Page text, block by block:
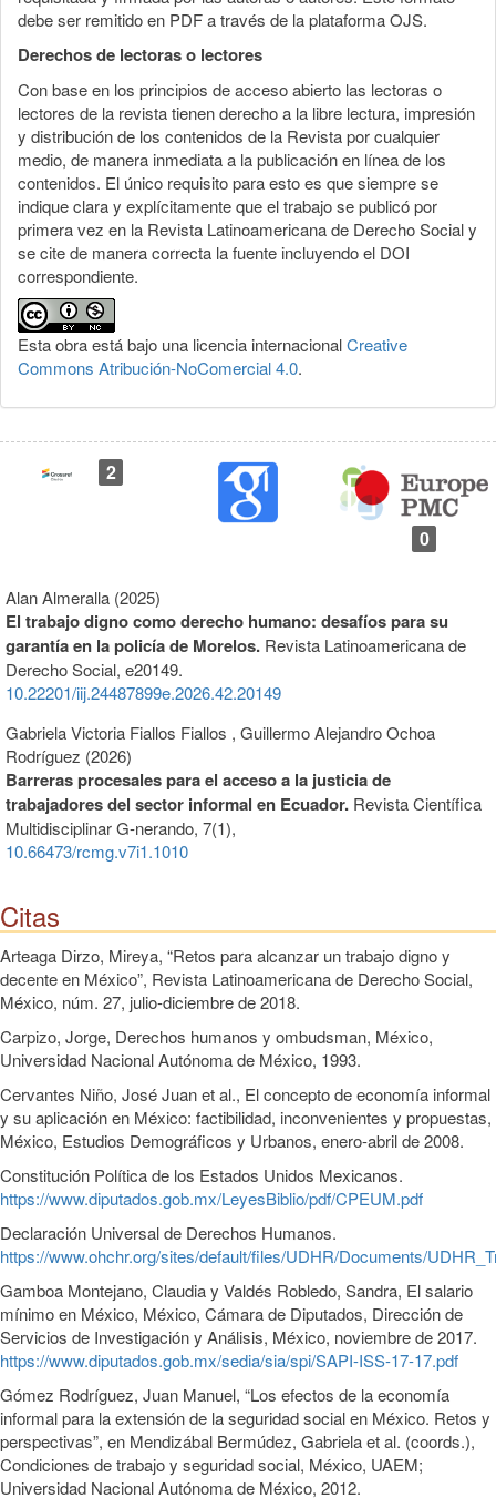
debe ser remitido en PDF a través de la plataforma OJS.
Derechos de lectoras o lectores
Con base en los principios de acceso abierto las lectoras o
lectores de la revista tienen derecho a la libre lectura, impresión
y distribución de los contenidos de la Revista por cualquier
medio, de manera inmediata a la publicación en línea de los
contenidos. El único requisito para esto es que siempre se
indique clara y explícitamente que el trabajo se publicó por
primera vez en la Revista Latinoamericana de Derecho Social y
se cite de manera correcta la fuente incluyendo el DOI
correspondiente.
Esta obra está bajo una licencia internacionalCreative
Commons Atribución-NoComercial 4.0.
2
0
Alan Almeralla (2025)
El trabajo digno como derecho humano: desafíos para su
garantía en la policía de Morelos. Revista Latinoamericana de
Derecho Social, e20149.
10.22201/iij.24487899e.2026.42.20149
Gabriela Victoria Fiallos Fiallos , Guillermo Alejandro Ochoa
Rodríguez (2026)
Barreras procesales para el acceso a la justicia de
trabajadores del sector informal en Ecuador. Revista Científica
Multidisciplinar G-nerando, 7(1),
10.66473/rcmg.v7i1.1010
Citas
Arteaga Dirzo, Mireya, “Retos para alcanzar un trabajo digno y
decente en México”, Revista Latinoamericana de Derecho Social,
México, núm. 27, julio-diciembre de 2018.
Carpizo, Jorge, Derechos humanos y ombudsman, México,
Universidad Nacional Autónoma de México, 1993.
Cervantes Niño, José Juan et al., El concepto de economía informal
y su aplicación en México: factibilidad, inconvenientes y propuestas,
México, Estudios Demográficos y Urbanos, enero-abril de 2008.
Constitución Política de los Estados Unidos Mexicanos.
https://www.diputados.gob.mx/LeyesBiblio/pdf/CPEUM.pdf
Declaración Universal de Derechos Humanos.
https://www.ohchr.org/sites/default/files/UDHR/Documents/
Gamboa Montejano, Claudia y Valdés Robledo, Sandra, El salario
mínimo en México, México, Cámara de Diputados, Dirección de
Servicios de Investigación y Análisis, México, noviembre de 2017.
https://www.diputados.gob.mx/sedia/sia/spi/SAPI-ISS-17-17.pdf
Gómez Rodríguez, Juan Manuel, “Los efectos de la economía
informal para la extensión de la seguridad social en México. Retos y
perspectivas”, en Mendizábal Bermúdez, Gabriela et al. (coords.),
Condiciones de trabajo y seguridad social, México, UAEM;
Universidad Nacional Autónoma de México, 2012.